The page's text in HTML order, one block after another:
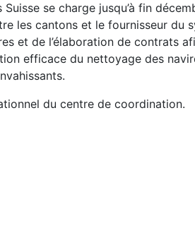
se charge jusqu’à fin
les cantons et le fournisseur du
et de l’élaboration de contrats
efficace du nettoyage des
du centre de coordination.